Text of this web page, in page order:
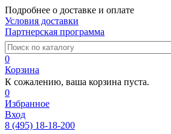
Подробнее о доставке и оплате
Условия доставки
Партнерская программа
0
Корзина
К сожалению, ваша корзина пуста.
0
Избранное
Вход
8 (495) 18-18-200